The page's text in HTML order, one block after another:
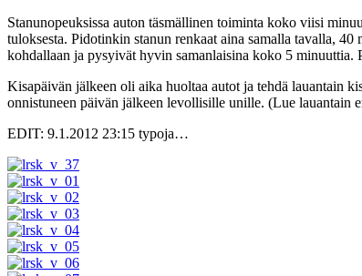
Stanunopeuksissa auton täsmällinen toiminta koko viisi
tuloksesta. Pidotinkin stanun renkaat aina samalla tavalla,
kohdallaan ja pysyivät hyvin samanlaisina koko 5
Kisapäivän jälkeen oli aika huoltaa autot ja tehdä lauantain
onnistuneen päivän jälkeen levollisille unille. (Lue lauantain
EDIT: 9.1.2012 23:15 typoja…